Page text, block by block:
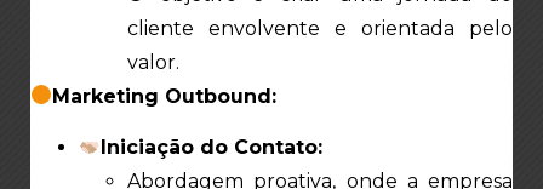
cliente envolvente e orientada pelo
valor.
Marketing Outbound:
Iniciação do Contato:
Abordagem proativa, onde a empresa